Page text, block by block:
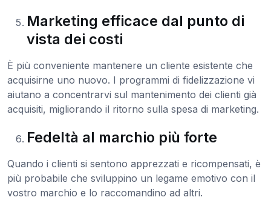
Marketing efficace dal punto di
vista dei costi
È più conveniente mantenere un cliente esistente che
acquisirne uno nuovo. I programmi di fidelizzazione vi
aiutano a concentrarvi sul mantenimento dei clienti già
acquisiti, migliorando il ritorno sulla spesa di marketing.
Fedeltà al marchio più forte
Quando i clienti si sentono apprezzati e ricompensati, è
più probabile che sviluppino un legame emotivo con il
vostro marchio e lo raccomandino ad altri.